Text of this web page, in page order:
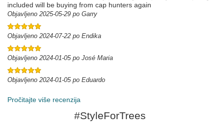
included will be buying from cap hunters again
Objavljeno 2025-05-29 po Garry
Objavljeno 2024-07-22 po Endika
Objavljeno 2024-01-05 po José Maria
Objavljeno 2024-01-05 po Eduardo
Pročitajte više recenzija
#StyleForTrees